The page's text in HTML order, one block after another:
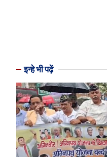
इन्हे भी पढ़ें